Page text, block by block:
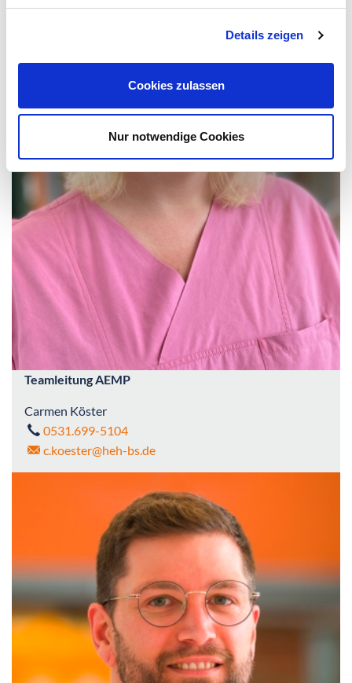
Details zeigen
Cookies zulassen
Nur notwendige Cookies
Teamleitung AEMP
Carmen Köster
0531.699-5104
c.koester@heh-bs.de